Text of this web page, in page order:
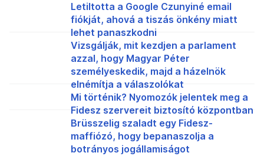
Letiltotta a Google Czunyiné email
fiókját, ahová a tiszás önkény miatt
lehet panaszkodni
Vizsgálják, mit kezdjen a parlament
azzal, hogy Magyar Péter
személyeskedik, majd a házelnök
elnémítja a válaszolókat
Mi történik? Nyomozók jelentek meg a
Fidesz szervereit biztosító központban
Brüsszelig szaladt egy Fidesz-
maffiózó, hogy bepanaszolja a
botrányos jogállamiságot